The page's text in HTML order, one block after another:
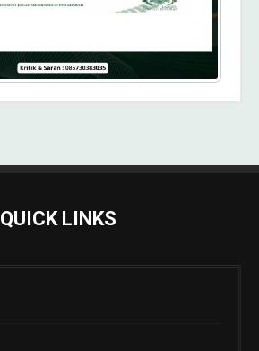
QUICK LINKS